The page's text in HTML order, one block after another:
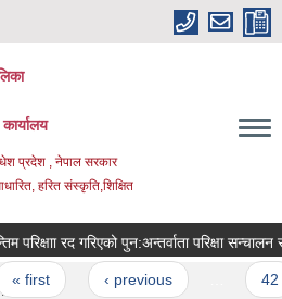
प्रदेश , नेपाल सरकार
हरित संस्कृति,शिक्षित
परिक्षाा रद गरिएको पुन‍‌‌:अन्तर्वाता परिक्षा सन्चालन
first ‹ previous
|||